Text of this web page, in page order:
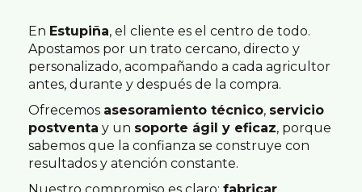
En Estupiña, el cliente es el centro de todo.
Apostamos por un trato cercano, directo y
personalizado, acompañando a cada agricultor
antes, durante y después de la compra.
Ofrecemos asesoramiento técnico, servicio
postventa y un soporte ágil y eficaz, porque
sabemos que la confianza se construye con
resultados y atención constante.